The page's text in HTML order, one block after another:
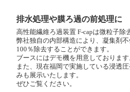
排水処理や膜ろ過の前処理に
高性能繊維ろ過装置 F-capは微粒子除
弊社独自の内部構造により、凝集剤
100％除去することができます。
ブースにはデモ機を用意しております
また、現在福岡で実施している浸透
みも展示いたします。
ぜひご覧ください。